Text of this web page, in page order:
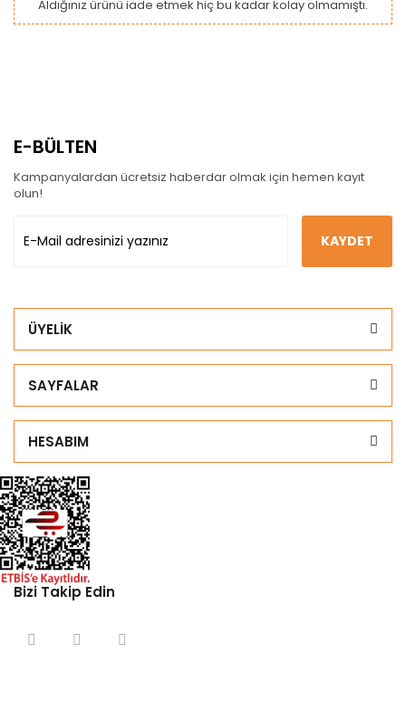
Aldığınız ürünü iade etmek hiç bu kadar kolay olmamıştı.
E-BÜLTEN
Kampanyalardan ücretsiz haberdar olmak için hemen kayıt
olun!
KAYDET
ÜYELİK
SAYFALAR
HESABIM
Bizi Takip Edin